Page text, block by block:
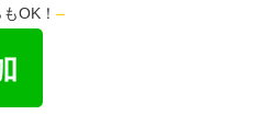
OK！ –